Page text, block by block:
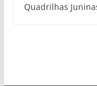
Quadrilhas